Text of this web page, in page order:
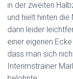
in der zweiten
und hielt hinten die
dann leider
einer eigenen
dass man sich
Interimstrainer